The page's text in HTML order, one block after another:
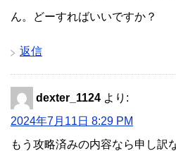
ん。どーすればいいですか？
返信
dexter_1124 より:
2024年7月11日 8:29 PM
もう攻略済みの内容なら申し訳